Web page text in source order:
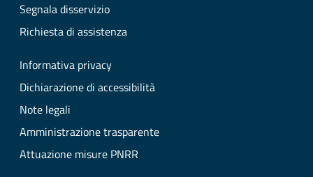
Segnala disservizio
Richiesta di assistenza
Informativa privacy
Dichiarazione di accessibilità
Note legali
Amministrazione trasparente
Attuazione misure PNRR